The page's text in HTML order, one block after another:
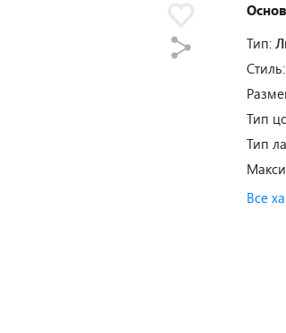
Тип:
Стиль:
Тип
Тип
Все